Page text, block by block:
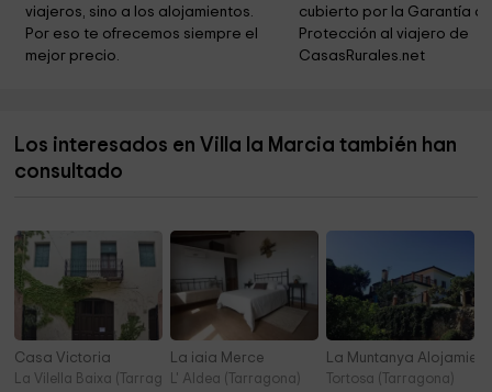
Parròquia de Santa Margarida
Ayuntamiento de la Riera de Gaià 3,0 km
Ayuntamiento de la Riera de Gaia 3,7 km
viajeros, sino a los alojamientos.
Por eso te ofrecemos siempre el
mejor precio.
cubierto por la Garantía
Protección al viajero de
CasasRurales.net
Los interesados en Villa la Marcia también han
consultado
Casa Victoria
La Vilella Baixa (Tarragona)
La iaia Merce
L' Aldea (Tarragona)
La Muntanya
Tortosa (Tarragona)